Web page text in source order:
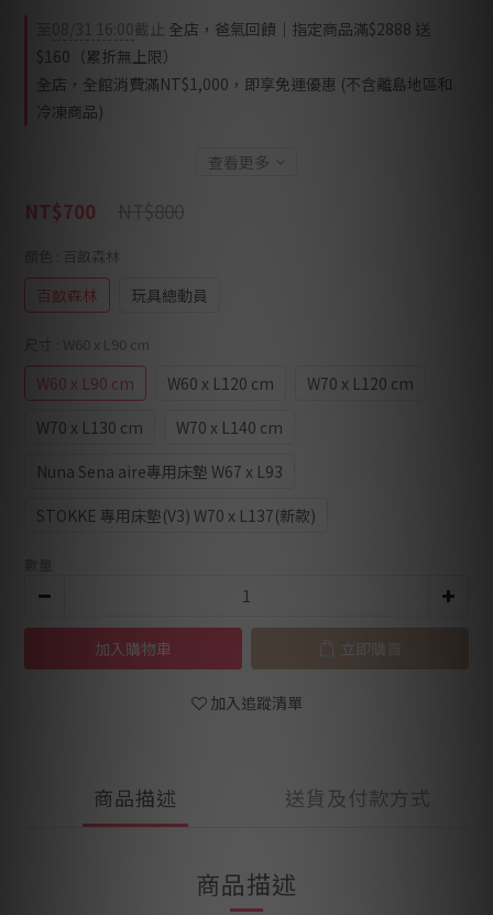
08/31 16:00截止 全店，爸氣回饋｜指定商品滿$2888 送
$160（累折無上限）
全店，全館消費滿NT$1,000，即享免運優惠 (不含離島地區和
冷凍商品)
查看更多
NT$800
NT$700
: 百畝森林
百畝森林 玩具總動員
: W60 x L90 cm
W60 x L90 cm W60 x L120 cm
W70 x L120 cm
W70 x L130 cm
W70 x L140 cm
Nuna Sena aire專用床墊 W67 x L93
STOKKE 專用床墊(V3) W70 x L137(新款)
加入購物車 立即購買
加入追蹤清單
商品描述 送貨及付款方式
商品描述